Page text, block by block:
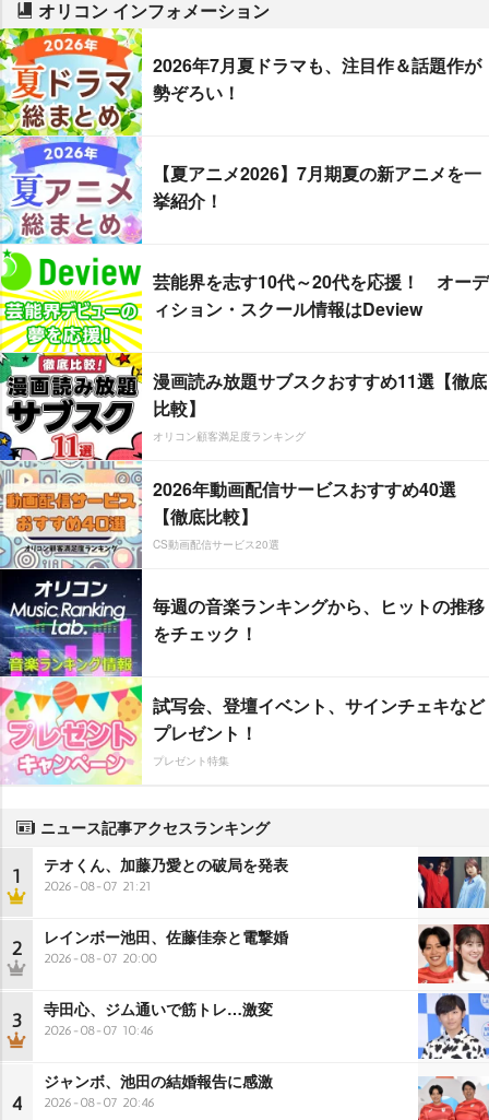
オリコン インフォメーション
2026年7月夏ドラマも、注目作＆話題作が
勢ぞろい！
【夏アニメ2026】7月期夏の新アニメを一
挙紹介！
芸能界を志す10代～20代を応援！ オーデ
ィション・スクール情報はDeview
漫画読み放題サブスクおすすめ11選【徹底
比較】
オリコン顧客満足度ランキング
2026年動画配信サービスおすすめ40選
【徹底比較】
CS動画配信サービス20選
毎週の音楽ランキングから、ヒットの推移
をチェック！
試写会、登壇イベント、サインチェキなど
プレゼント！
プレゼント特集
ニュース記事アクセスランキング
1 テオくん、加藤乃愛との破局を発表
2026-08-07 21:21
2 レインボー池田、佐藤佳奈と電撃婚
2026-08-07 20:00
3 寺田心、ジム通いで筋トレ…激変
2026-08-07 10:46
4
ジャンボ、池田の結婚報告に感激
2026-08-07 20:46